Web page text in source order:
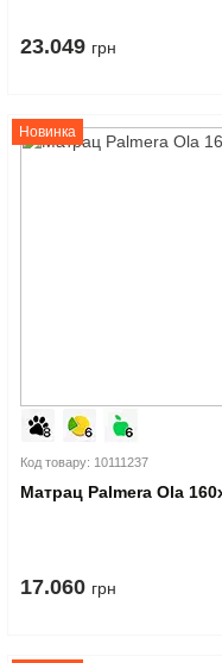
23.049 грн
Новинка
Код товару: 10111237
Матрац Palmera Ola
17.060 грн